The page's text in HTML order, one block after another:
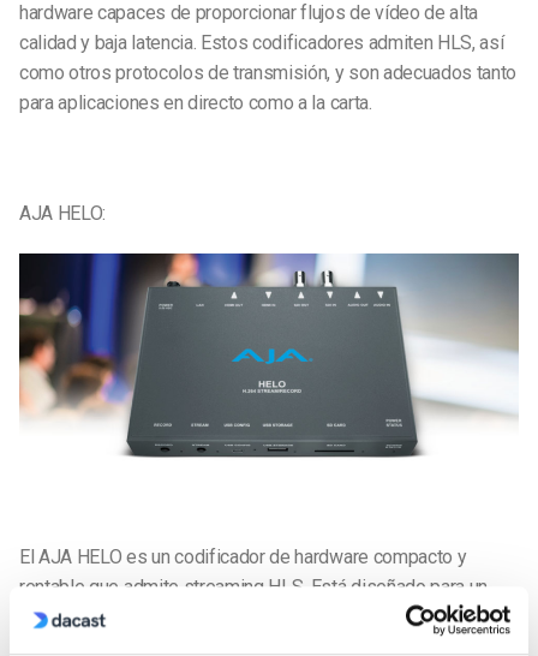
hardware capaces de proporcionar flujos de vídeo de alta
calidad y baja latencia. Estos codificadores admiten HLS, así
como otros protocolos de transmisión, y son adecuados tanto
para aplicaciones en directo como a la carta.
AJA HELO:
El AJA HELO es un codificador de hardware compacto y
rentable que admite streaming HLS. Está diseñado para un
funcionamiento sencillo y suele utilizarse para retransmitir en